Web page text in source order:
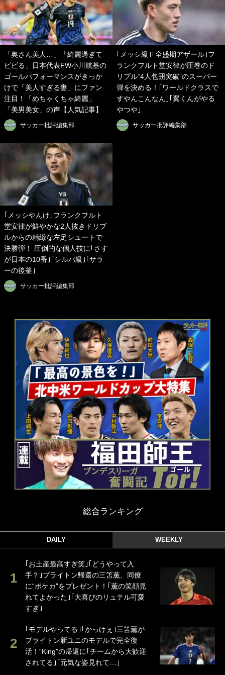
「奥さん美人…」「綺麗過ぎて
ビビる」日本代表FW小川航基の
ゴールパフォーマンスがきっか
けで「美人すぎる妻」にファン
注目！「めちゃくちゃ綺麗」
「美男美女」の声【人気記事】
サッカー批評編集部
｢メッシ級｣｢全盛期アザール｣フ
ランクフルト堂安律が圧巻のド
リブル“4人包囲突破”のスーパー
弾を決める！｢ワールドクラスで
すやんこんなん｣｢翼くんがやる
やつや｣
サッカー批評編集部
｢メッシやんけ｣フランクフルト
堂安律が鮮やかな2人抜きドリブ
ルからの精緻な左足シュートで
決勝弾！ 圧倒的な個人技に｢さす
が日本の10番｣｢シルバ級｣｢サラ
ーの後釜｣
サッカー批評編集部
総合ランキング
DAILY WEEKLY
｢お土産最高すぎ笑｣｢どうやって入
手？｣ブライトン帰還の三笘薫、同僚
に“ポケカ”をプレゼント！｢薫の笑顔見
れてよかった｣｢大喜びのリュテル可愛
すぎ｣
｢モデルやってる｣｢かっけぇ｣三笘薫が
ブライトン新ユニのモデルで完全復
活！“King”の帰還に｢チームから大歓迎
されてる｣｢元気な姿見れて…｣